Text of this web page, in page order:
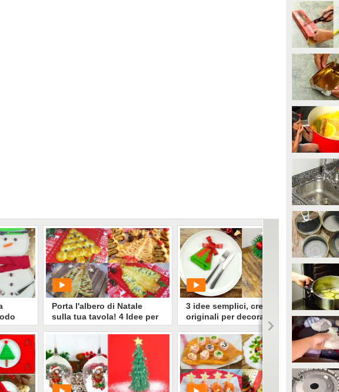
Porta l'albero di Natale
sulla tua tavola! 4 Idee per
farlo con gusto!
PLAY
10945 • diMigliori idee in cucina
3 idee semplici, creative e
originali per decorare la
tavola natalizia
PLAY
0• diRedazione Cucina
di
bella